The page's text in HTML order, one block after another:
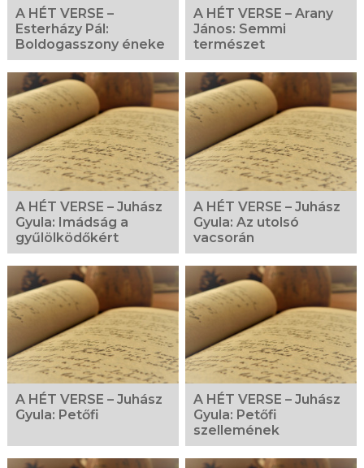
A HÉT VERSE –
Esterházy Pál:
Boldogasszony éneke
A HÉT VERSE – Arany
János: Semmi
természet
A HÉT VERSE – Juhász
Gyula: Imádság a
gyűlölködőkért
A HÉT VERSE – Juhász
Gyula: Az utolsó
vacsorán
A HÉT VERSE – Juhász
Gyula: Petőfi
A HÉT VERSE – Juhász
Gyula: Petőfi
szellemének